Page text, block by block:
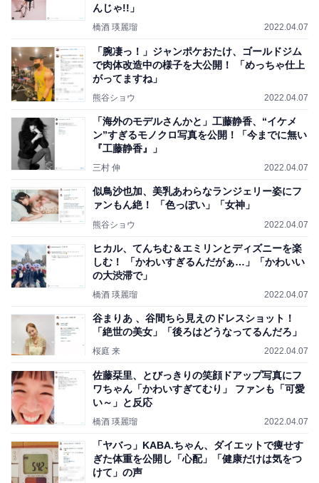
んじゃ!!」
橋酒 瑛麗瑠 2022.04.07
「腕凄っ！」ジャンポケおたけ、ゴールドジム
で肉体改造中の様子を大公開！ 「めっちゃ仕上
がってますね」
熊谷ショウ 2022.04.07
「海外のモデルさんかと」工藤静香、“イケメ
ン”すぎるモノクロ写真を公開！「今までに無い
『工藤静香』」
三村 伸 2022.04.07
似鳥沙也加、美乳あわらなランジェリー姿にフ
ァンもん絶！ 「色っぽい」「女神」
熊谷ショウ 2022.04.07
ヒカル、てんちむ＆エミリンとディズニーを楽
しむ！ 「かわいすぎるんだがぁ…」「かわいい
の大渋滞で」
橋酒 瑛麗瑠 2022.04.07
谷まりあ 、谷間ちら見えのドレスショット！
「絶世の美女」「後ろはどうなってるんだろ」
桜庭 来 2022.04.07
佐藤栞里、とびっきりの笑顔ドアップ写真にフ
ワちゃん「かわいすぎてむり」 ファンも「可愛
い～」と反応
橋酒 瑛麗瑠 2022.04.07
「ヤバっ」KABA.ちゃん、ダイエットで痩せす
ぎた体重を公開し「心配」「健康だけは気をつ
けて」の声